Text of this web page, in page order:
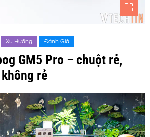
Xu Hướng Đánh Giá
GM5 Pro – chuột rẻ,
rẻ